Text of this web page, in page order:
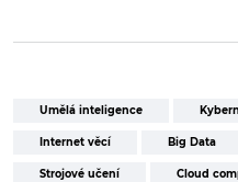
Umělá inteligence
Internet věcí Big Data
Strojové učení Cloud